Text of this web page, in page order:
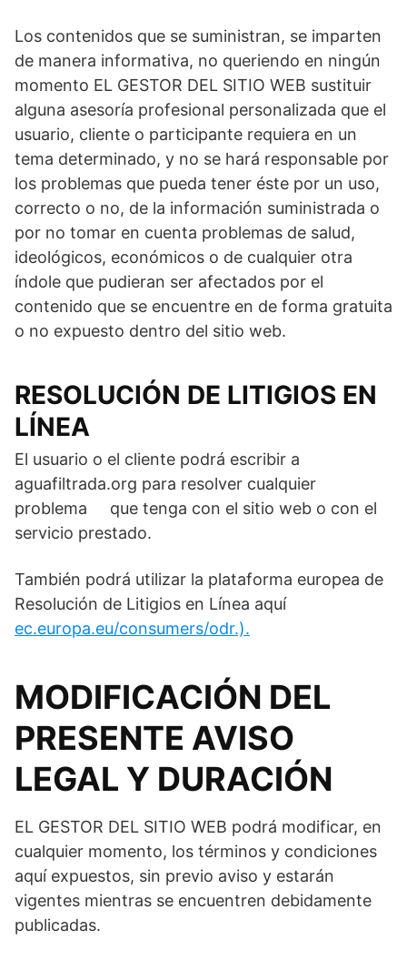
Los contenidos que se suministran, se imparten
de manera informativa, no queriendo en ningún
momento EL GESTOR DEL SITIO WEB sustituir
alguna asesoría profesional personalizada que el
usuario, cliente o participante requiera en un
tema determinado, y no se hará responsable por
los problemas que pueda tener éste por un uso,
correcto o no, de la información suministrada o
por no tomar en cuenta problemas de salud,
ideológicos, económicos o de cualquier otra
índole que pudieran ser afectados por el
contenido que se encuentre en de forma gratuita
o no expuesto dentro del sitio web.
RESOLUCIÓN DE LITIGIOS EN
LÍNEA
El usuario o el cliente podrá escribir a
aguafiltrada.org para resolver cualquier
problema que tenga con el sitio web o con el
servicio prestado.
También podrá utilizar la plataforma europea de
Resolución de Litigios en Línea aquí
ec.europa.eu/consumers/odr.).
MODIFICACIÓN DEL
PRESENTE AVISO
LEGAL Y DURACIÓN
EL GESTOR DEL SITIO WEB podrá modificar, en
cualquier momento, los términos y condiciones
aquí expuestos, sin previo aviso y estarán
vigentes mientras se encuentren debidamente
publicadas.